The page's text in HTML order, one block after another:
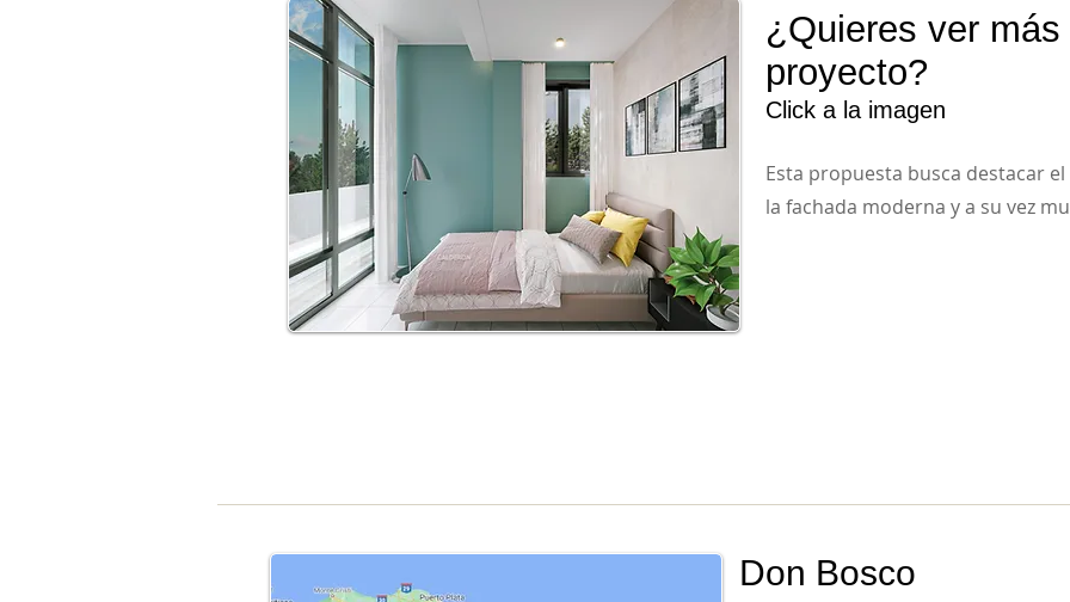
¿Quieres ver
proyecto?
Click a la imagen
Esta propuesta busca destacar
la fachada moderna y a su vez
Don Bosco